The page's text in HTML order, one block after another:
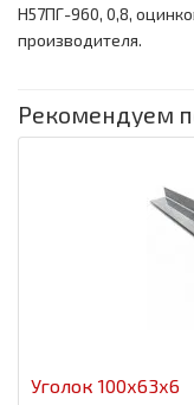
Н57ПГ-960, 0,8,
производителя.
Рекомендуем
Уголок 100x63x6